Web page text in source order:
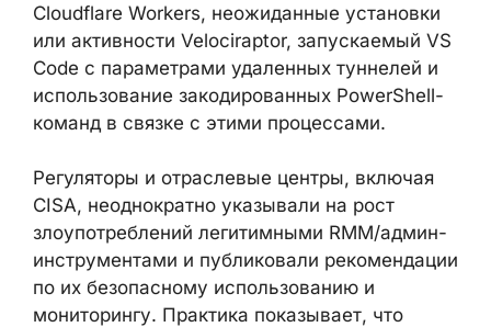
Cloudflare Workers, неожиданные установки
или активности Velociraptor, запускаемый VS
Code с параметрами удаленных туннелей и
использование закодированных PowerShell-
команд в связке с этими процессами.
Регуляторы и отраслевые центры, включая
CISA, неоднократно указывали на рост
злоупотреблений легитимными RMM/админ-
инструментами и публиковали рекомендации
по их безопасному использованию и
мониторингу. Практика показывает, что